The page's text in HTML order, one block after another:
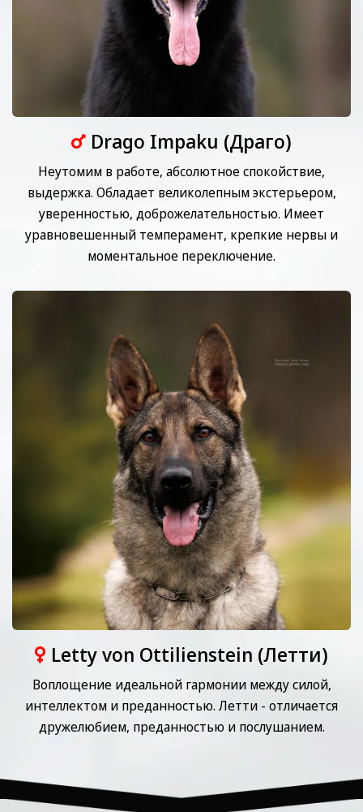
Drago Impaku (Драго)
Неутомим в работе, абсолютное спокойствие,
выдержка. Обладает великолепным экстерьером,
уверенностью, доброжелательностью. Имеет
уравновешенный темперамент, крепкие нервы и
моментальное переключение.
Letty von Ottilienstein (Летти)
Воплощение идеальной гармонии между силой,
интеллектом и преданностью. Летти - отличается
дружелюбием, преданностью и послушанием.